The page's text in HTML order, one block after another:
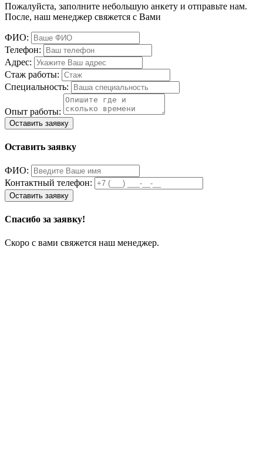
Пожалуйста, заполните небольшую анкету и отправьте нам.
После, наш менеджер свяжется с Вами
ФИО:
Телефон:
Адрес:
Стаж работы:
Специальность:
Опыт работы:
Оставить заявку
ФИО:
Контактный телефон:
Спасибо за заявку!
Скоро с вами свяжется наш менеджер.